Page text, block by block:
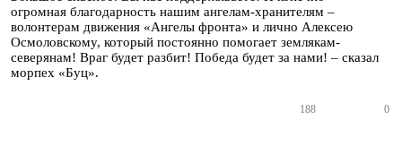
огромная благодарность нашим ангелам-хранителям –
волонтерам движения «Ангелы фронта» и лично Алексею
Осмоловскому, который постоянно помогает землякам-
северянам! Враг будет разбит! Победа будет за нами! – сказал
морпех «Буц».
188 0